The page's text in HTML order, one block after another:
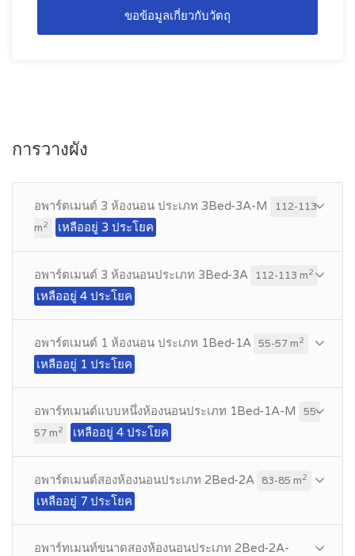
ขอข้อมูลเกี่ยวกับวัตถุ
การวางผัง
อพาร์ตเมนต์ 3 ห้องนอน ประเภท 3Bed-3A-M
112-113
m2 เหลืออยู่ 3 ประโยค
อพาร์ตเมนต์ 3 ห้องนอนประเภท 3Bed-3A 112-113 m2
เหลืออยู่ 4 ประโยค
อพาร์ตเมนต์ 1 ห้องนอน ประเภท 1Bed-1A 55-57 m2
เหลืออยู่ 1 ประโยค
อพาร์ทเมนต์แบบหนึ่งห้องนอนประเภท 1Bed-1A-M
55-
57 m2 เหลืออยู่ 4 ประโยค
อพาร์ตเมนต์สองห้องนอนประเภท 2Bed-2A 83-85 m2
เหลืออยู่ 7 ประโยค
อพาร์ทเมนท์ขนาดสองห้องนอนประเภท 2Bed-2A-